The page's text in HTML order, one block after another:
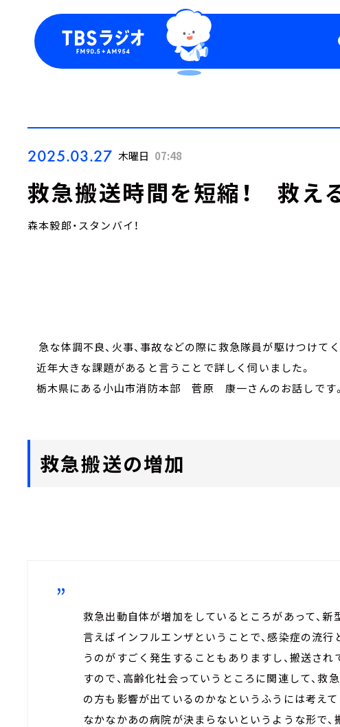
Podcast
2025.03.27 木曜日 07:48
救急搬送時間を短縮！ 救え
森本毅郎・スタンバイ！
急な体調不良、火事、事故などの際に救急隊員が駆けつけてく
近年大きな課題があると言うことで詳しく伺いました。
栃木県にある小山市消防本部 菅原 康一さんのお話しです。
救急搬送の増加
救急出動自体が増加をしているところがあって、新
言えばインフルエンザということで、感染症の流行
うのがすごく発生することもありますし、搬送さ
すので、高齢化社会っていうところに関連して、救
の方も影響が出ているのかなというふうには考えて
なかなかあの病院が決まらないというような形で、